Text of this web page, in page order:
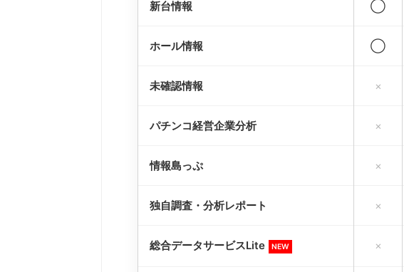
新台情報 ◯
ホール情報 ◯
未確認情報 ×
パチンコ経営企業分析 ×
情報島っぷ ×
独自調査・分析レポート ×
総合データサービスLite NEW ×